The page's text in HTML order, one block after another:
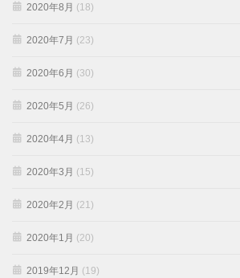
2020年8月 (18)
2020年7月 (23)
2020年6月 (30)
2020年5月 (26)
2020年4月 (13)
2020年3月 (15)
2020年2月 (21)
2020年1月 (20)
2019年12月 (19)